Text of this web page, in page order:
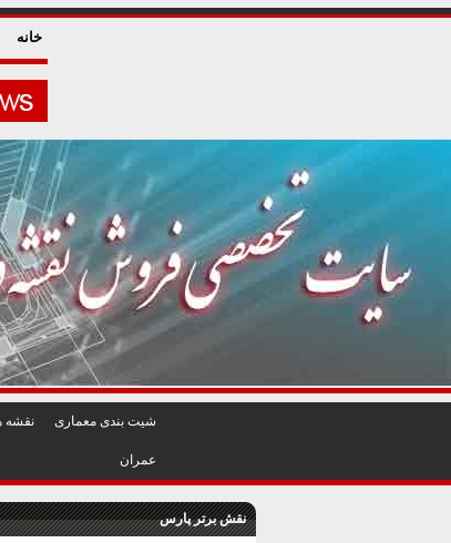
خانه
شيت بندی معماری نقشه
عمران
نقش برتر پارس